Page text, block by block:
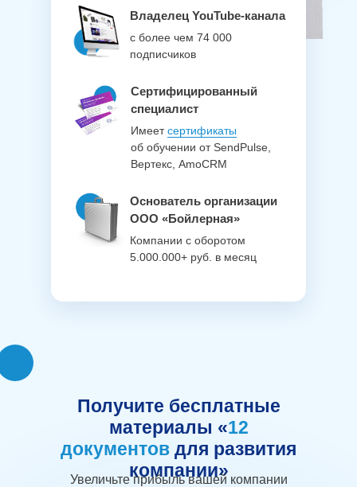
Сертифицированный
специалист
Имеетсертификаты
об обучении от SendPulse,
Вертекс, AmoCRM
Основатель организации
ООО «Бойлерная»
Компании с оборотом
5.000.000+ руб. в месяц
Владелец YouTube-канала
с более чем 74 000
подписчиков
Получите бесплатные
материалы «12
документов для развития
компании»
Увеличьте прибыль вашей компании